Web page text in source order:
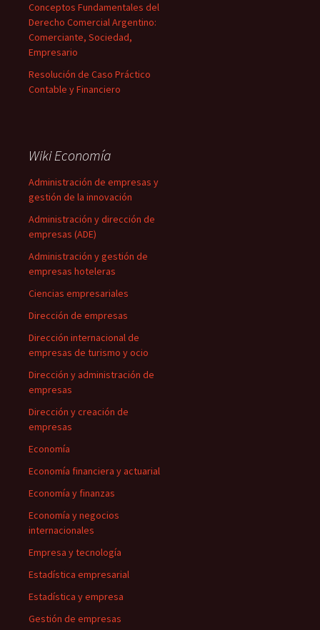
Conceptos Fundamentales del
Derecho Comercial Argentino:
Comerciante, Sociedad,
Empresario
Resolución de Caso Práctico
Contable y Financiero
Wiki Economía
Administración de empresas y
gestión de la innovación
Administración y dirección de
empresas (ADE)
Administración y gestión de
empresas hoteleras
Ciencias empresariales
Dirección de empresas
Dirección internacional de
empresas de turismo y ocio
Dirección y administración de
empresas
Dirección y creación de
empresas
Economía
Economía financiera y actuarial
Economía y finanzas
Economía y negocios
internacionales
Empresa y tecnología
Estadística empresarial
Estadística y empresa
Gestión de empresas